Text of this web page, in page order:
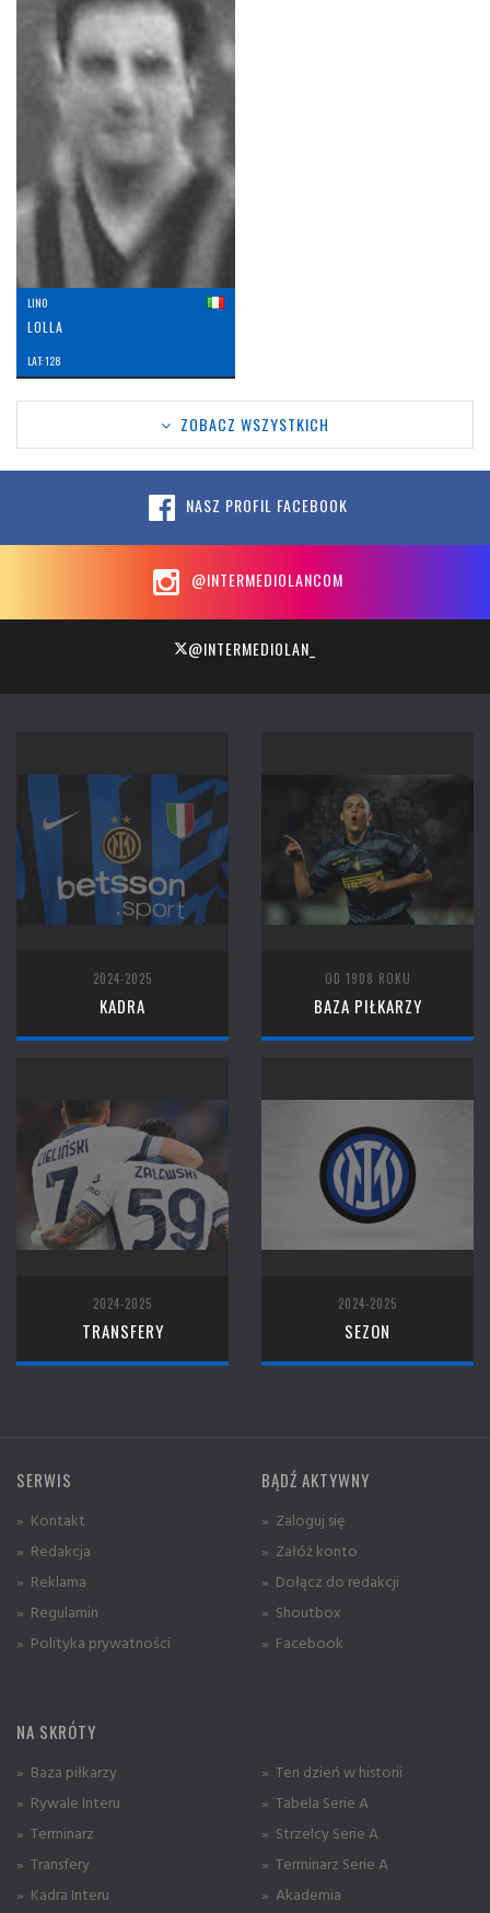
LINO
LOLLA
LAT: 128
ZOBACZ WSZYSTKICH
NASZ PROFIL FACEBOOK
@INTERMEDIOLANCOM
@INTERMEDIOLAN_
2024-2025
KADRA
OD 1908 ROKU
BAZA PIŁKARZY
2024-2025
TRANSFERY
2024-2025
SEZON
SERWIS
» Kontakt
» Redakcja
» Reklama
» Regulamin
» Polityka prywatności
BĄDŹ AKTYWNY
» Zaloguj się
» Załóż konto
» Dołącz do redakcji
» Shoutbox
» Facebook
NA SKRÓTY
» Baza piłkarzy
» Rywale Interu
» Terminarz
» Transfery
» Kadra Interu
» Ten dzień w historii
» Tabela Serie A
» Strzelcy Serie A
» Terminarz Serie A
» Akademia